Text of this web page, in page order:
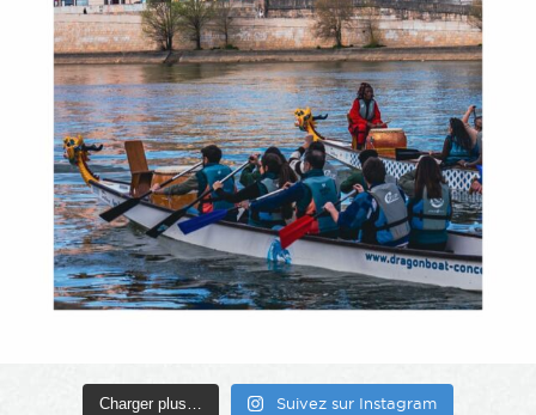
Charger plus… Suivez sur Instagram